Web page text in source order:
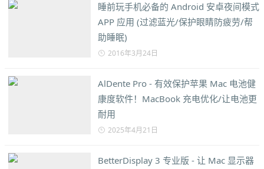
睡前玩手机必备的 Android 安卓夜间模式
APP 应用 (过滤蓝光/保护眼睛防疲劳/帮
助睡眠)
2016年3月24日
AlDente Pro - 有效保护苹果 Mac 电池健
康度软件！MacBook 充电优化/让电池更
耐用
2025年4月21日
BetterDisplay 3 专业版 - 让 Mac 显示器